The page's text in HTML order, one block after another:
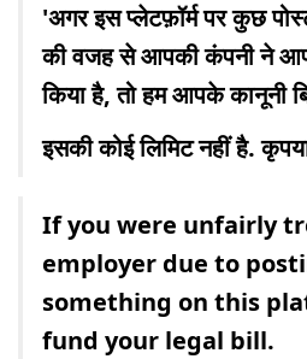
'अगर इस प्लेटफ़ॉर्म पर कुछ
की वजह से आपकी कंपनी ने
किया है, तो हम आपके कानूनी
इसकी कोई लिमिट नहीं है.
If you were unfairly
employer due to
something on this
fund your legal bill.